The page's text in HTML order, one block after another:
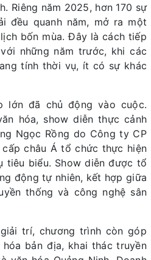
Riêng năm 2025, hơn 170 sự
đều quanh năm, mở ra một
bốn mùa. Đây là cách tiếp
những năm trước, khi các
tính thời vụ, ít có sự khác
lớn đã chủ động vào cuộc.
hóa, show diễn thực cảnh
Ngọc Rồng do Công ty CP
châu Á tổ chức thực hiện
tiêu biểu. Show diễn được tổ
động tự nhiên, kết hợp giữa
thống và công nghệ sân
trí, chương trình còn góp
bản địa, khai thác truyền